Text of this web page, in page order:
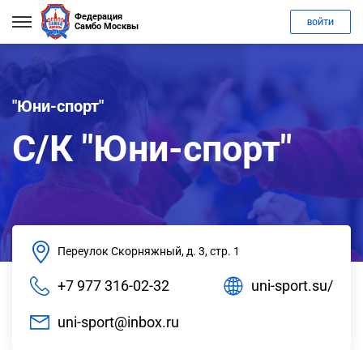
Федерация
Самбо Москвы
ВОЙТИ
"Юни-спорт"
С/К "Юни-спорт"
Переулок Скорняжный, д. 3, стр. 1
+7 977 316-02-32 uni-sport.su/
uni-sport@inbox.ru